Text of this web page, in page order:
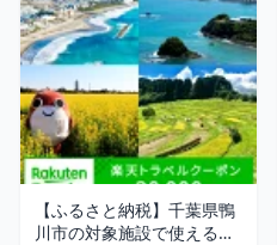
【ふるさと納税】千葉県鴨
川市の対象施設で使える楽